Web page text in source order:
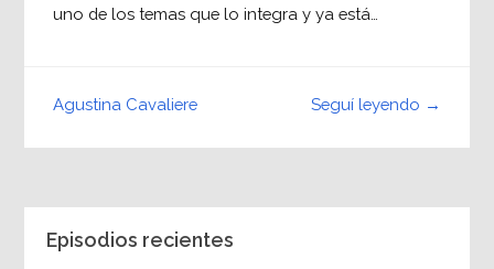
uno de los temas que lo integra y ya está…
Seguí leyendo →
Agustina Cavaliere
Episodios recientes